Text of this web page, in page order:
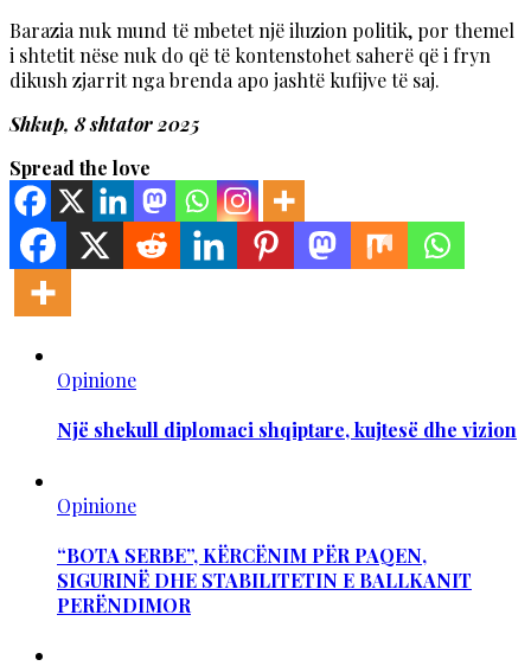
Barazia nuk mund të mbetet një iluzion politik, por themel
i shtetit nëse nuk do që të kontenstohet saherë që i fryn
dikush zjarrit nga brenda apo jashtë kufijve të saj.
Shkup, 8 shtator 2025
Spread the love
Opinione
Një shekull diplomaci shqiptare, kujtesë dhe vizion
Opinione
“BOTA SERBE”, KËRCËNIM PËR PAQEN,
SIGURINË DHE STABILITETIN E BALLKANIT
PERËNDIMOR